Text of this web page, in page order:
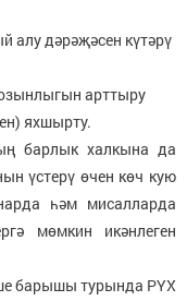
алу дәрәҗәсен күтәрү
арттыру
яхшырту.
барлык халкына да
үстерү өчен көч кую
һәм мисалларда
мөмкин икәнлеген
барышы турында РҮХ